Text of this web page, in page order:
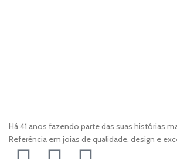
Há 41 anos fazendo parte das suas histórias
Referência em joias de qualidade, design e